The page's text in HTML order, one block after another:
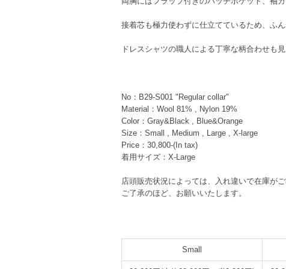
接着芯も極力使わずに仕立てているため、ふん
ドレスシャツの職人による丁寧な柄合わせも見
No：B29-S001 "Regular collar"
Material：Wool 81% , Nylon 19%
Color：Gray&Black , Blue&Orange
Size：Small , Medium , Large , X-large
Price：30,800-(In tax)
着用サイズ：X-Large
店頭販売状況によっては、入れ違いで在庫が
ご了承のほど、お願いいたします。
Small